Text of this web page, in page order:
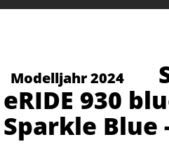
Modelljahr 2024
eRIDE 930
Sparkle Blue